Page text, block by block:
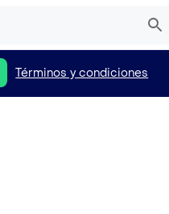
Términos y condiciones